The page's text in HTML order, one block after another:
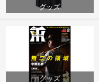
グッズ
グッズ